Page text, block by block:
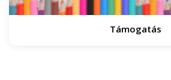
Támogatás